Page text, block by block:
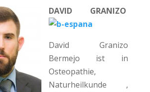
DAVID GRANIZO
David Granizo
Bermejo ist in
Osteopathie,
Naturheilkunde ,